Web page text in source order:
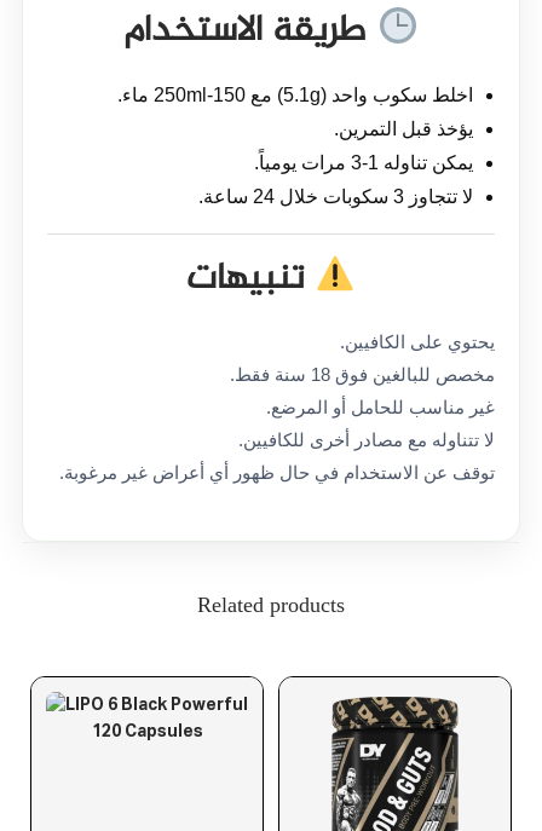
طريقة الاستخدام
اخلط سكوب واحد (5.1g) مع 150-250ml ماء.
يؤخذ قبل التمرين.
يمكن تناوله 1-3 مرات يومياً.
لا تتجاوز 3 سكوبات خلال 24 ساعة.
تنبيهات
يحتوي على الكافيين.
مخصص للبالغين فوق 18 سنة فقط.
غير مناسب للحامل أو المرضع.
لا تتناوله مع مصادر أخرى للكافيين.
توقف عن الاستخدام في حال ظهور أي أعراض غير مرغوبة.
Related products